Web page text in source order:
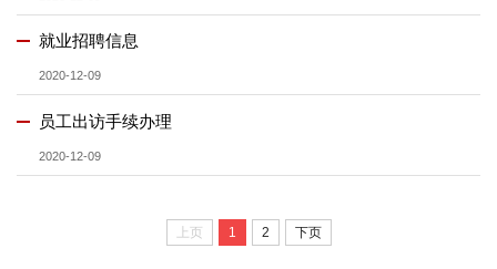
就业招聘信息
2020-12-09
员工出访手续办理
2020-12-09
上页 1 2 下页